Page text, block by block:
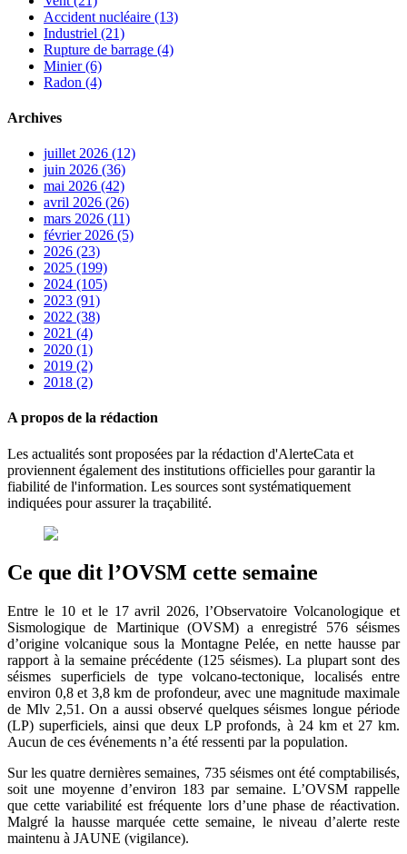
Accident nucléaire (13)
Industriel (21)
Rupture de barrage (4)
Minier (6)
Radon (4)
Archives
juillet 2026 (12)
juin 2026 (36)
mai 2026 (42)
avril 2026 (26)
mars 2026 (11)
février 2026 (5)
2026 (23)
2025 (199)
2024 (105)
2023 (91)
2022 (38)
2021 (4)
2020 (1)
2019 (2)
2018 (2)
A propos de la rédaction
Les actualités sont proposées par la rédaction d'AlerteCata et
proviennent également des institutions officielles pour garantir la
fiabilité de l'information. Les sources sont systématiquement
indiquées pour assurer la traçabilité.
Ce que dit l’OVSM cette semaine
Entre le 10 et le 17 avril 2026, l’Observatoire Volcanologique et
Sismologique de Martinique (OVSM) a enregistré 576 séismes
d’origine volcanique sous la Montagne Pelée, en nette hausse par
rapport à la semaine précédente (125 séismes). La plupart sont des
séismes superficiels de type volcano‑tectonique, localisés entre
environ 0,8 et 3,8 km de profondeur, avec une magnitude maximale
de Mlv 2,51. On a aussi observé quelques séismes longue période
(LP) superficiels, ainsi que deux LP profonds, à 24 km et 27 km.
Aucun de ces événements n’a été ressenti par la population.
Sur les quatre dernières semaines, 735 séismes ont été comptabilisés,
soit une moyenne d’environ 183 par semaine. L’OVSM rappelle
que cette variabilité est fréquente lors d’une phase de réactivation.
Malgré la hausse marquée cette semaine, le niveau d’alerte reste
maintenu à JAUNE (vigilance).